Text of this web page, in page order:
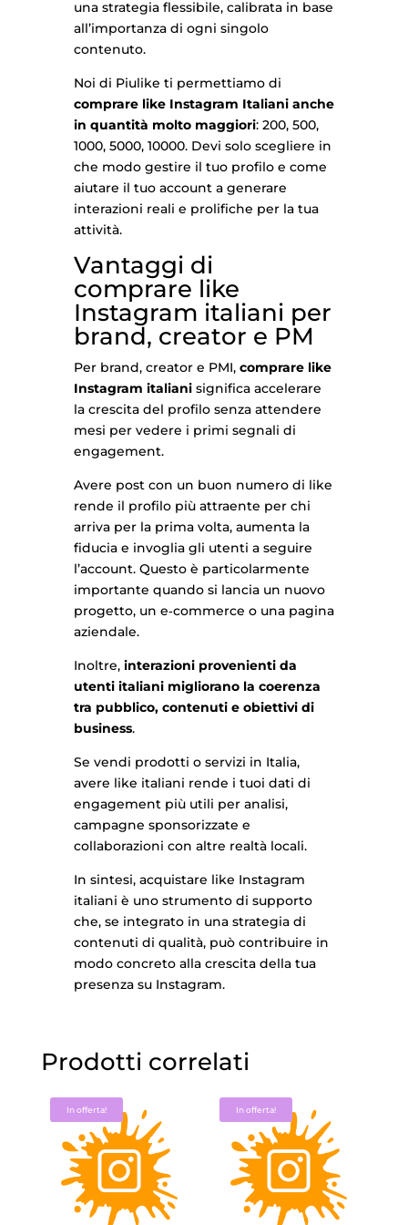
una strategia flessibile, calibrata in base
all’importanza di ogni singolo
contenuto.
Noi di Piulike ti permettiamo di
comprare like Instagram Italiani anche
in quantità molto maggiori: 200, 500,
1000, 5000, 10000. Devi solo scegliere in
che modo gestire il tuo profilo e come
aiutare il tuo account a generare
interazioni reali e prolifiche per la tua
attività.
Vantaggi di
comprare like
Instagram italiani per
brand, creator e PM
Per brand, creator e PMI, comprare like
Instagram italianisignifica accelerare
la crescita del profilo senza attendere
mesi per vedere i primi segnali di
engagement.
Avere post con un buon numero di like
rende il profilo più attraente per chi
arriva per la prima volta, aumenta la
fiducia e invoglia gli utenti a seguire
l’account. Questo è particolarmente
importante quando si lancia un nuovo
progetto, un e‑commerce o una pagina
aziendale.
Inoltre, interazioni provenienti da
utenti italiani migliorano la coerenza
tra pubblico, contenuti e obiettivi di
business.
Se vendi prodotti o servizi in Italia,
avere like italiani rende i tuoi dati di
engagement più utili per analisi,
campagne sponsorizzate e
collaborazioni con altre realtà locali.
In sintesi, acquistare like Instagram
italiani è uno strumento di supporto
che, se integrato in una strategia di
contenuti di qualità, può contribuire in
modo concreto alla crescita della tua
presenza su Instagram.
Prodotti correlati
In offerta! In offerta!